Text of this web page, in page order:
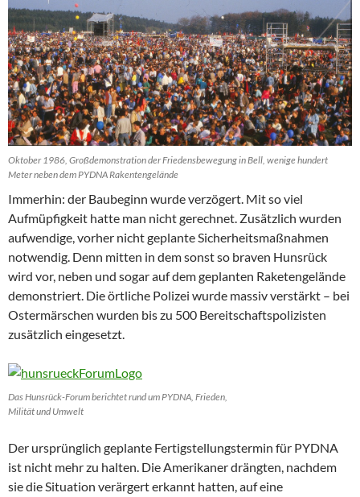
Oktober 1986, Großdemonstration der Friedensbewegung in Bell, wenige hundert
Meter neben dem PYDNA Rakentengelände
Immerhin: der Baubeginn wurde verzögert. Mit so viel
Aufmüpfigkeit hatte man nicht gerechnet. Zusätzlich wurden
aufwendige, vorher nicht geplante Sicherheitsmaßnahmen
notwendig. Denn mitten in dem sonst so braven Hunsrück
wird vor, neben und sogar auf dem geplanten Raketengelände
demonstriert. Die örtliche Polizei wurde massiv verstärkt – bei
Ostermärschen wurden bis zu 500 Bereitschaftspolizisten
zusätzlich eingesetzt.
Das Hunsrück-Forum berichtet rund um PYDNA, Frieden,
Milität und Umwelt
Der ursprünglich geplante Fertigstellungstermin für PYDNA
ist nicht mehr zu halten. Die Amerikaner drängten, nachdem
sie die Situation verärgert erkannt hatten, auf eine